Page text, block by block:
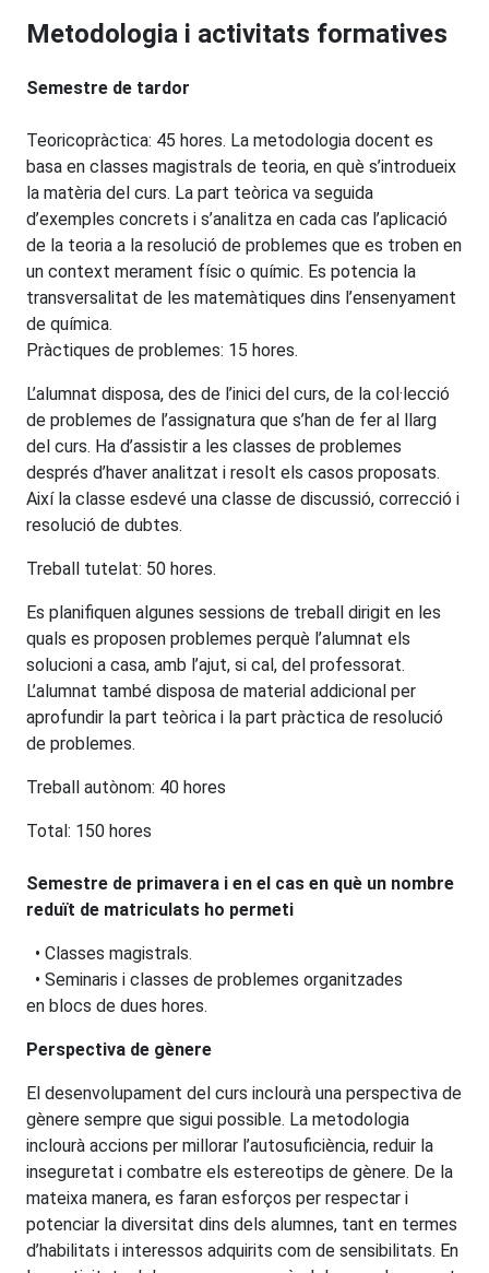
Metodologia i activitats formatives
Semestre de tardor
Teoricopràctica: 45 hores. La metodologia docent es
basa en classes magistrals de teoria, en què s’introdueix
la matèria del curs. La part teòrica va seguida
d’exemples concrets i s’analitza en cada cas l’aplicació
de la teoria a la resolució de problemes que es troben en
un context merament físic o químic. Es potencia la
transversalitat de les matemàtiques dins l’ensenyament
de química.
Pràctiques de problemes: 15 hores.
L’alumnat disposa, des de l’inici del curs, de la col·lecció
de problemes de l’assignatura que s’han de fer al llarg
del curs. Ha d’assistir a les classes de problemes
després d’haver analitzat i resolt els casos proposats.
Així la classe esdevé una classe de discussió, correcció i
resolució de dubtes.
Treball tutelat: 50 hores.
Es planifiquen algunes sessions de treball dirigit en les
quals es proposen problemes perquè l’alumnat els
solucioni a casa, amb l’ajut, si cal, del professorat.
L’alumnat també disposa de material addicional per
aprofundir la part teòrica i la part pràctica de resolució
de problemes.
Treball autònom: 40 hores
Total: 150 hores
Semestre de primavera i en el cas en què un nombre
reduït de matriculats ho permeti
• Classes magistrals.
• Seminaris i classes de problemes organitzades
en blocs de dues hores.
Perspectiva de gènere
El desenvolupament del curs inclourà una perspectiva de
gènere sempre que sigui possible. La metodologia
inclourà accions per millorar l’autosuficiència, reduir la
inseguretat i combatre els estereotips de gènere. De la
mateixa manera, es faran esforços per respectar i
potenciar la diversitat dins dels alumnes, tant en termes
d’habilitats i interessos adquirits com de sensibilitats. En